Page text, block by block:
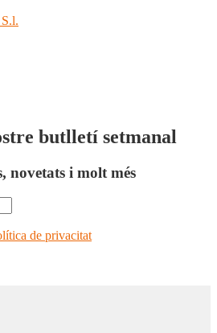
butlletí setmanal
novetats i molt més
de privacitat